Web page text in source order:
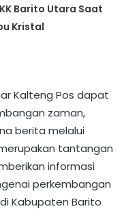
Barito Utara Saat
Kristal
Kalteng Pos dapat
zaman,
berita melalui
tantangan
informasi
perkembangan
Kabupaten Barito